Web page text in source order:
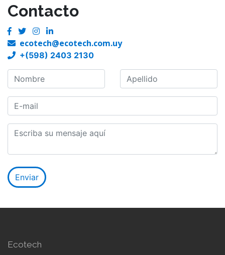
Contacto
ecotech@ecotech.com.uy
+(598) 2403 2130
Ecotech